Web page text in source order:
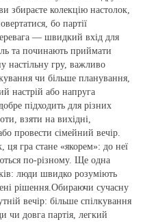
збираєте колекцію настолок,
бо партії
— швидкий вхід для
та починають приймати
настільну гру, важливо
чи більше планування,
настрій або напруга
підходить для різних
взяти на вихідні,
провести сімейний вечір.
ця гра стане «якорем»: до неї
по‑різному. Ще одна
люди швидко розуміють
рішення.Обираючи сучасну
вечір: більше спілкування
чи довга партія, легкий